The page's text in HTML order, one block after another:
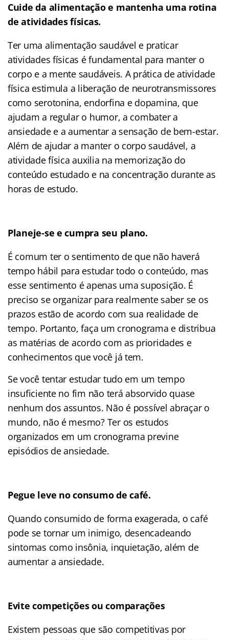
Cuide da alimentação e mantenha uma rotina
de atividades físicas.
Ter uma alimentação saudável e praticar
atividades físicas é fundamental para manter o
corpo e a mente saudáveis. A prática de atividade
física estimula a liberação de neurotransmissores
como serotonina, endorfina e dopamina, que
ajudam a regular o humor, a combater a
ansiedade e a aumentar a sensação de bem-estar.
Além de ajudar a manter o corpo saudável, a
atividade física auxilia na memorização do
conteúdo estudado e na concentração durante as
horas de estudo.
Planeje-se e cumpra seu plano.
É comum ter o sentimento de que não haverá
tempo hábil para estudar todo o conteúdo, mas
esse sentimento é apenas uma suposição. É
preciso se organizar para realmente saber se os
prazos estão de acordo com sua realidade de
tempo. Portanto, faça um cronograma e distribua
as matérias de acordo com as prioridades e
conhecimentos que você já tem.
Se você tentar estudar tudo em um tempo
insuficiente no fim não terá absorvido quase
nenhum dos assuntos. Não é possível abraçar o
mundo, não é mesmo? Ter os estudos
organizados em um cronograma previne
episódios de ansiedade.
Pegue leve no consumo de café.
Quando consumido de forma exagerada, o café
pode se tornar um inimigo, desencadeando
sintomas como insônia, inquietação, além de
aumentar a ansiedade.
Evite competições ou comparações
Existem pessoas que são competitivas por